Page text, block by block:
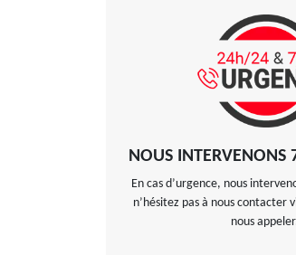
NOUS
En cas d’urgence, nous
n’hésitez pas à nous contacter
nous